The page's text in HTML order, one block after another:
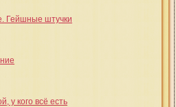
Гейшные штучки
у кого всё есть